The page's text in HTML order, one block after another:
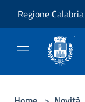
Regione Calabria